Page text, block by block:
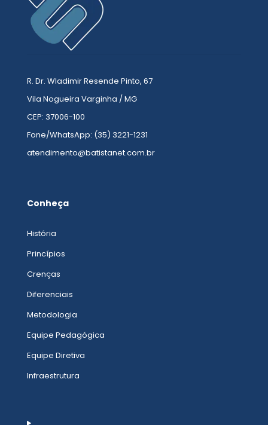
R. Dr. Wladimir Resende Pinto, 67
Vila Nogueira Varginha / MG
CEP: 37006-100
Fone/WhatsApp: (35) 3221-1231
atendimento@batistanet.com.br
Conheça
História
Princípios
Crenças
Diferenciais
Metodologia
Equipe Pedagógica
Equipe Diretiva
Infraestrutura